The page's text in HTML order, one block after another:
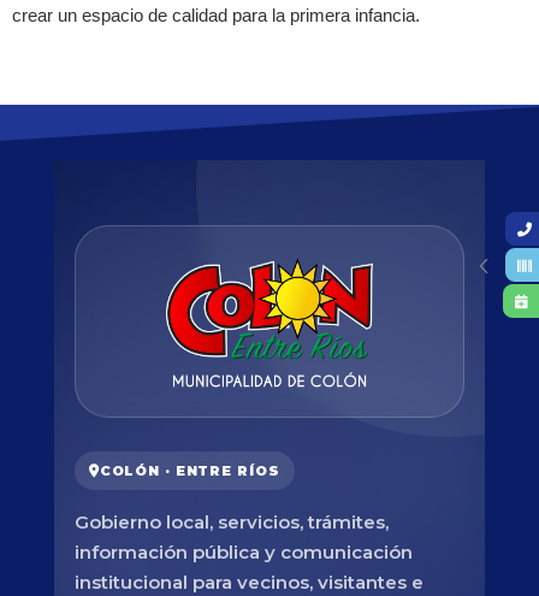
crear un espacio de calidad para la primera infancia.
COLÓN · ENTRE RÍOS
Gobierno local, servicios, trámites,
información pública y comunicación
institucional para vecinos, visitantes e